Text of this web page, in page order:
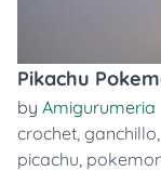
Pikachu
by Amigurumeria
crochet, ganchillo,
picachu,